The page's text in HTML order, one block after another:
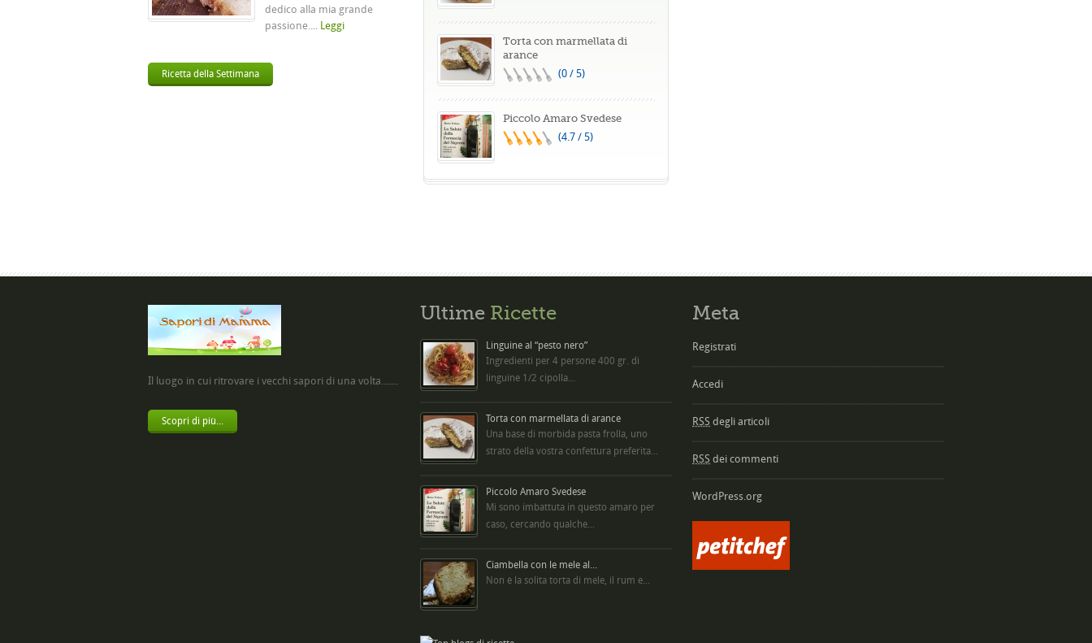
dedico alla mia grande
passione.... Leggi
Ricetta della Settimana
Torta con marmellata di
arance
(0 / 5)
Piccolo Amaro Svedese
(4.7 / 5)
Il luogo in cui ritrovare i vecchi sapori di una volta.......
Scopri di più...
Ultime Ricette
Linguine al “pesto nero”
Ingredienti per 4 persone 400 gr. di
linguine 1/2 cipolla...
Torta con marmellata di arance
Una base di morbida pasta frolla, uno
strato della vostra confettura preferita...
Piccolo Amaro Svedese
Mi sono imbattuta in questo amaro per
caso, cercando qualche...
Ciambella con le mele al...
Non è la solita torta di mele, il rum e...
Meta
Registrati
Accedi
RSS degli articoli
RSS dei commenti
WordPress.org